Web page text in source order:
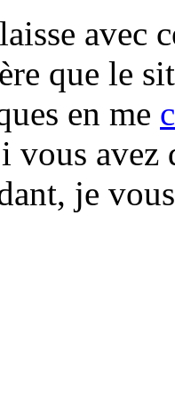
avec
que le
en me
vous avez
je